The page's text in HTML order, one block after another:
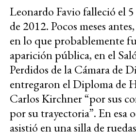
Leonardo Favio falleció el
de 2012. Pocos meses
en lo que probablemente
aparición pública, en el
Perdidos de la Cámara de
entregaron el Diploma de
Carlos Kirchner “por sus
por su trayectoria”. En esa
asistió en una silla de